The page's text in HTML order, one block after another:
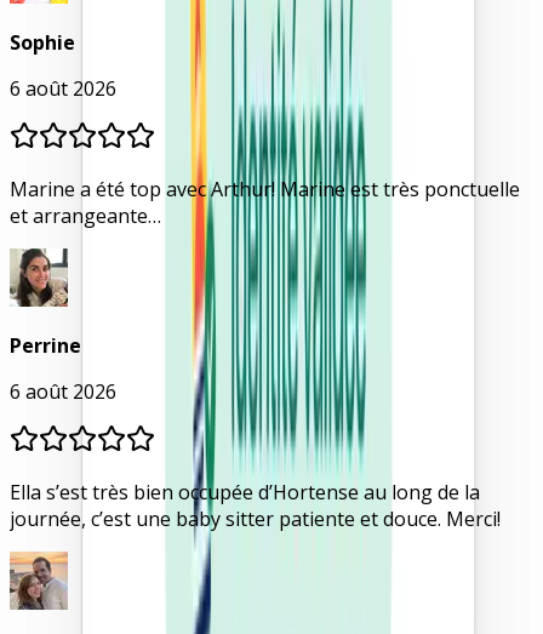
Sophie
6 août 2026
Marine a été top avec Arthur! Marine est très ponctuelle
et arrangeante…
Perrine
6 août 2026
Ella s’est très bien occupée d’Hortense au long de la
journée, c’est une baby sitter patiente et douce. Merci!